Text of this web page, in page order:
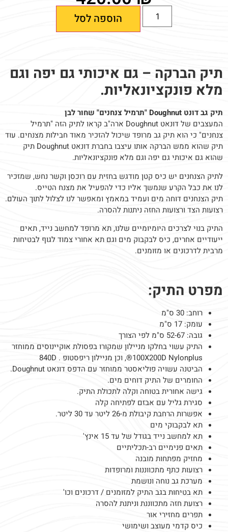
תיק הברקה – גם איכותי גם יפה וגם
מלא פונקציונאליות.
תיק גב דונט Doughnut
"תרמיל צנחנים" שחור לבן
המעצבים של דונאט Doughnut ארה"ב קראו לתיק הזה "תרמיל
צנחנים" כי הוא תיק גב מרופד שיכול להזכיר מאוד חבילות מצנחים. עוד
תיק שהוא ממש הברקה אותו עיצבו בחברת דונאט Doughnut תיק
שהוא גם איכותי גם יפה וגם מלא פונקציונאליות.
לתיק הצנחנים יש כיס קטן מודגש בחזית עם רוכסן וקשר נחש, שמזכיר
לנו את כבל הקרע שנמשך אליו כדי להפעיל את מצנח הטייס.
תיק הצנחנים דוחה מים ועמיד במאמץ ומאפשר לנו לצלול לתוך העולם.
רצועות הצד ורצועות החזה ניתנות להסרה.
התיק בנוי לצרכים היומיומיים שלנו, תא מרופד למחשב נייד, תאים
ייעודיים אחרים, כיס לבקבוק מים וגם תא אחורי צמוד לגוף לבטיחות
מרבית לדרכונים או מזומנים.
מפרט התיק:
רוחב: 30 ס"מ
עומק: 17 ס"מ
גובה: 52-67 ס"מ לפי הצורך
התיק עשוי בחלקו מניילון שמקורו בפסולת אוקיינוסים ממוחזר
100X200D Nylonplus®, וכן מניילון ריפסטופ . 840D
הביטנה עשויה פוליאסטר ממוחזר עם הדפס דונאט Doughnut.
החומרים של התיק דוחים מים.
גישה אחורית בטוחה וקלה לתכולת התיק.
סגירת גליל עם אבזם לפתיחה קלה
אפשרות הרחבת קיבולת מ-26 ליטר עד 30 ליטר.
תא לבקבוקי מים
תא למחשב נייד בגודל של עד 15 אינץ'
תאים פנימיים רב-תכליתיים
מחזיק מפתחות מובנה
רצועות כתף מתכווננות ומרופדות
מערכת גב נוחה ונושמת
תא בטיחות בגב התיק למזומנים / דרכונים וכו'
רצועת חזה מתכווננת וניתנת להסרה
תפרים מחזירי אור
כיס קדמי מעוצב ושימושי
הוספה לסל